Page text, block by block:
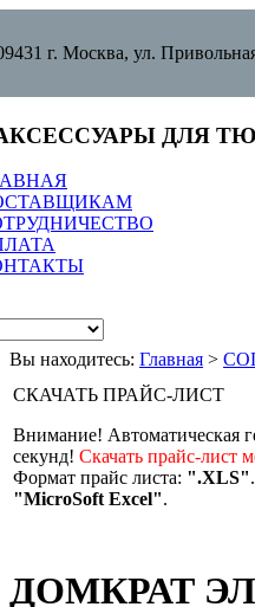
г. Москва, ул.
ДЛЯ
Вы находитесь: Главная >
СКАЧАТЬ ПРАЙС-ЛИСТ
Внимание! Автоматическая
секунд! Скачать прайс-лист
Формат прайс листа: ".XLS"
"MicroSoft Excel".
ДОМКРАТ